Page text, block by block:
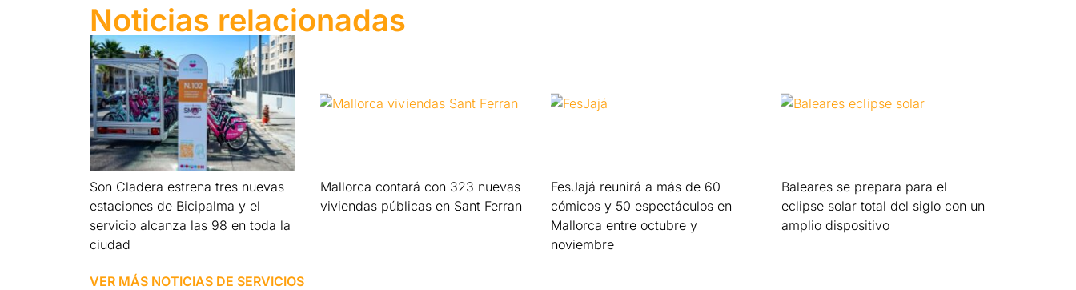
Noticias relacionadas
Son Cladera estrena tres nuevas
estaciones de Bicipalma y el
servicio alcanza las 98 en toda la
ciudad
Mallorca contará con 323 nuevas
viviendas públicas en Sant Ferran
FesJajá reunirá a más de 60
cómicos y 50 espectáculos en
Mallorca entre octubre y
noviembre
Baleares se prepara para el
eclipse solar total del siglo con un
amplio dispositivo
VER MÁS NOTICIAS DE SERVICIOS